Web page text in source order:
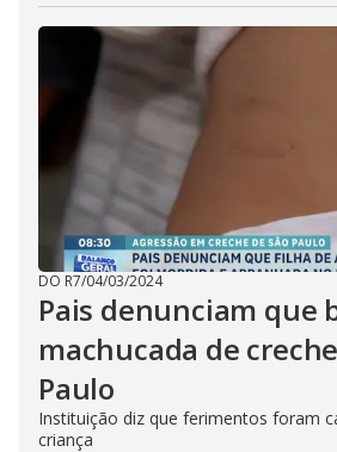
DO R7/04/03/2024
Pais denunciam que
machucada de
Paulo
Instituição diz que ferimentos foram
criança